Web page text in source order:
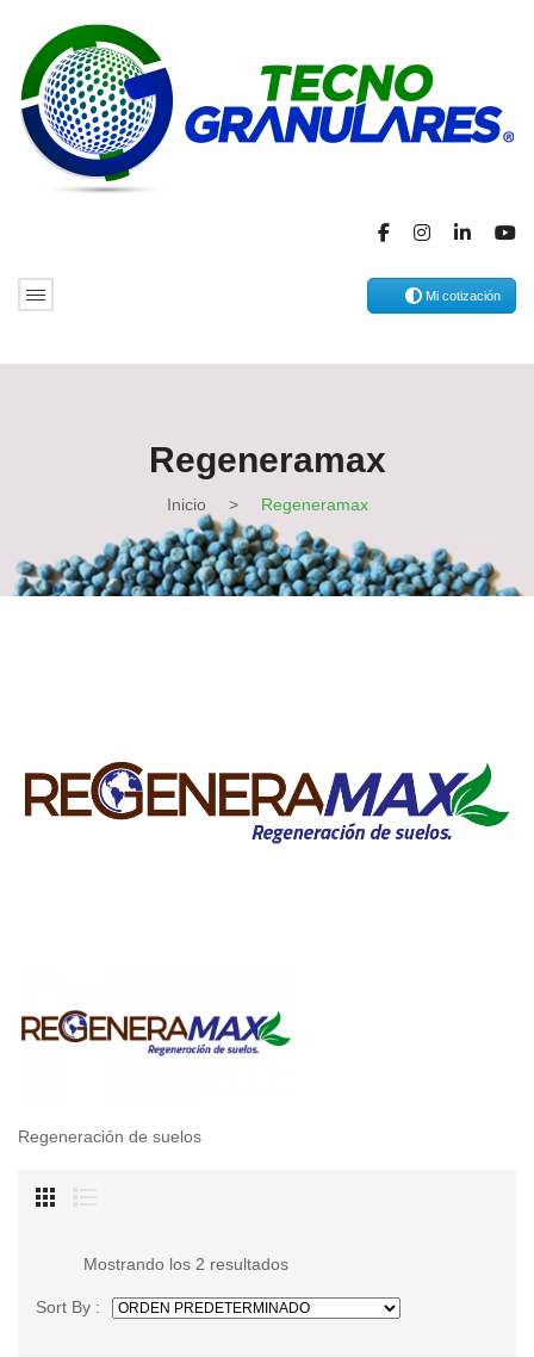
Mi cotización
Regeneramax
Inicio > Regeneramax
Regeneración de suelos
Mostrando los 2 resultados
Sort By :